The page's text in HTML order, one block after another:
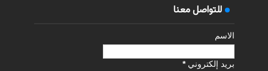
للتواصل معنا
الاسم
بريد إلكتروني*